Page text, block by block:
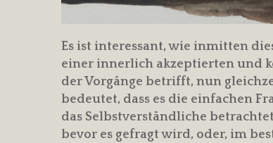
Es ist interessant, wie inmitten
einer innerlich akzeptierten und
der Vorgänge betrifft, nun
bedeutet, dass es die einfachen
das Selbstverständliche
bevor es gefragt wird, oder, im